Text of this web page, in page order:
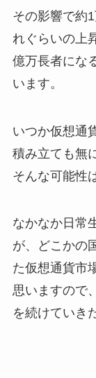
その影響で約
れぐらいの上
億万長者にな
います。
いつか仮想通
積み立ても無
そんな可能性
なかなか日常
が、どこかの
た仮想通貨市
思いますので
を続けていき